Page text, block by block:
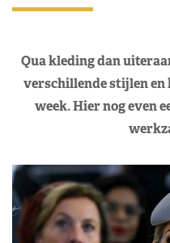
Qua kleding dan
verschillende stijlen en
week. Hier nog even